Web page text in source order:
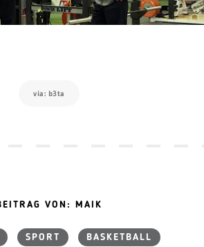
via: b3ta
VON: MAIK
SPORT BASKETBALL